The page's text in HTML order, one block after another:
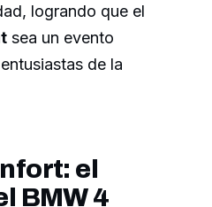
logrando que el
sea un evento
de la
el
BMW 4